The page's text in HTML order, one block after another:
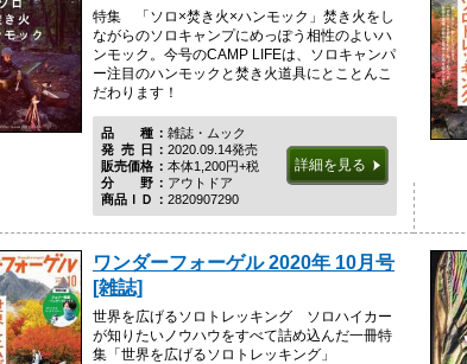
特集 「ソロ×焚き火×ハンモック」焚き火をし
ながらのソロキャンプにめっぽう相性のよいハ
ンモック。今号のCAMP LIFEは、ソロキャンパ
ー注目のハンモックと焚き火道具にとことんこ
だわります！
品種雑誌・ムック
発売日 2020.09.14発売
販売価格
本体1,200円+税
分野アウトドア
商品ＩＤ
2820907290
詳細を見る
ワンダーフォーゲル 2020年 10月号
[雑誌]
世界を広げるソロトレッキング ソロハイカー
が知りたいノウハウをすべて詰め込んだ一冊特
集「世界を広げるソロトレッキング」